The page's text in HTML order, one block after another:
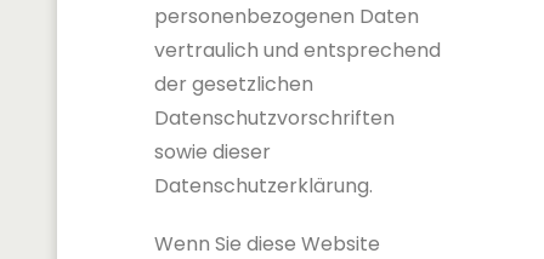
personenbezogenen Daten
vertraulich und entsprechend
der gesetzlichen
Datenschutzvorschriften
sowie dieser
Datenschutzerklärung.
Wenn Sie diese Website